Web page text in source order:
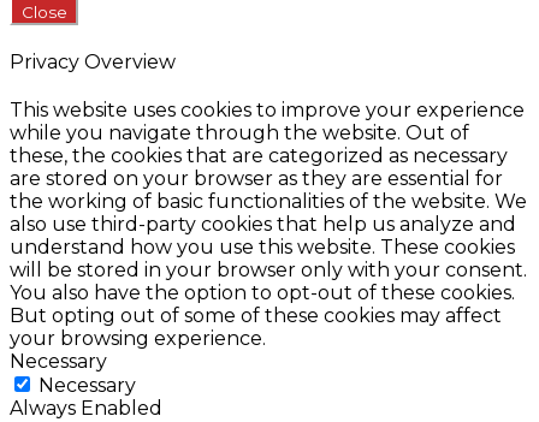
Close
Privacy Overview
This website uses cookies to improve your experience
while you navigate through the website. Out of
these, the cookies that are categorized as necessary
are stored on your browser as they are essential for
the working of basic functionalities of the website. We
also use third-party cookies that help us analyze and
understand how you use this website. These cookies
will be stored in your browser only with your consent.
You also have the option to opt-out of these cookies.
But opting out of some of these cookies may affect
your browsing experience.
Necessary
Necessary
Always Enabled